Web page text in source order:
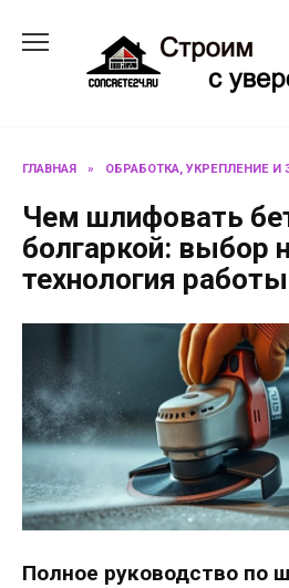
содержанию
ГЛАВНАЯ » ОБРАБОТКА, УКРЕПЛЕНИЕ И
Чем шлифовать
болгаркой: выбор
технология работы
Полное руководство по